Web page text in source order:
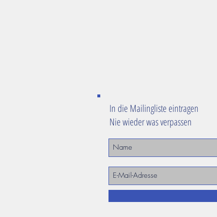
In die Mailingliste eintragen
Nie wieder was verpassen